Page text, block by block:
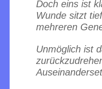
Doch eins ist
Wunde sitzt
mehreren
Unmöglich ist